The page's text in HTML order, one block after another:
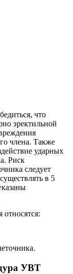
что
эректильной
члена. Также
ударных
Риск
следует
в 5
УВТ